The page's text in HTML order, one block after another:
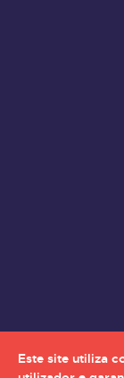
Este site utiliza